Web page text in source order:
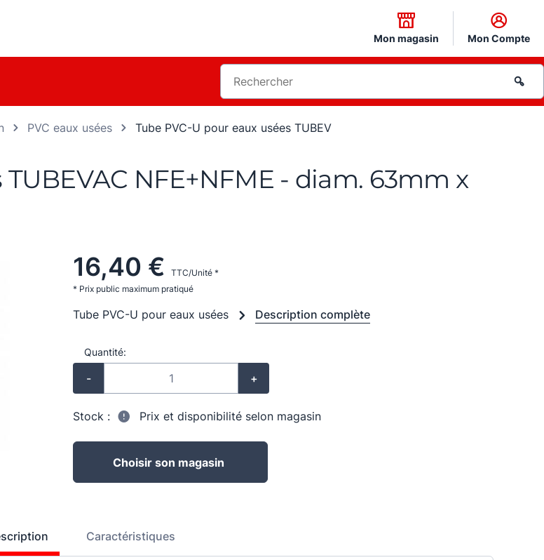
Mon magasin Mon Compte
PVC eaux usées Tube PVC-U pour eaux usées TUBEV
NFE+NFME - diam. 63mm x
16,40 €
TTC/Unité *
* Prix public maximum pratiqué
Tube PVC-U pour eaux usées Description complète
Quantité:
- +
Stock : Prix et disponibilité selon magasin
Choisir son magasin
Caractéristiques